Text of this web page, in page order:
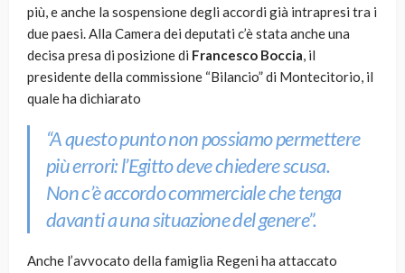
più, e anche la sospensione degli accordi già intrapresi tra i
due paesi. Alla Camera dei deputati c’è stata anche una
decisa presa di posizione di Francesco Boccia, il
presidente della commissione “Bilancio” di Montecitorio, il
quale ha dichiarato
“A questo punto non possiamo permettere
più errori: l’Egitto deve chiedere scusa.
Non c’è accordo commerciale che tenga
davanti a una situazione del genere”.
Anche l’avvocato della famiglia Regeni ha attaccato